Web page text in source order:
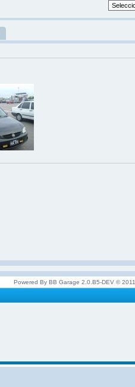
Powered By BB Garage 2.0.B5-DEV © 2011